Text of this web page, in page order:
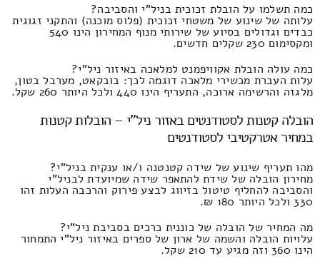
כמה תשלמו על הובלת זכוכית בניל"י והסביבה?
עלותה של שינוע של משטחי זכוכית (פלוס מוכנה) והתקני זגוגית
כבדים וגדולים בסיוע של שירותי מנוף המחירון הינו 540
ומקסימום 230 שקלים חדשים.
כמה עולה הובלת אקוויפמנט למלאכה באיזור ניל"י?
עלות העברת מכשירי מלאכה דוגמה לכך: בובקאט, מערבל בטון,
מלגזה והרשימה ארוכה, התעריף הינו 440 ולכל היותר 260 שקל.
הובלה קטנות לסטודנטים באזור ניל"י – הובלות קטנות
במחיר אטרקטיבי לסטודנטים
מהו תעריף שינוע של שידה קטנטנה ו/או ענקית בניל"י?
מחירון הובלה של שידת להתאפר שידה שמיועדת לבניל"י
והסביבה להחליף טיטול בזיווג לבצע פירוק והרכבה העלות זהו
330 ולכל היותר 180 ₪.
מה המחיר של הובלה של כוננית כרכים בסביבת ניל"י?
עלויות הובלה והשמה של ארון של ספרים באיזור ניל"י התמחור
הינו 360 וזה מגיע עד 210 שקל.